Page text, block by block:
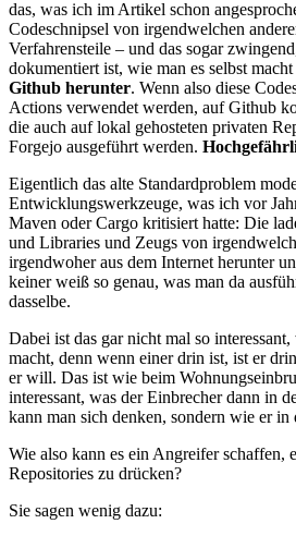
das, was ich im Artikel schon
Codeschnipsel von irgendwelchen
Verfahrensteile – und das sogar
dokumentiert ist, wie man es selbst macht
Github herunter. Wenn also diese
Actions verwendet werden, auf Github
die auch auf lokal gehosteten privaten
Forgejo ausgeführt werden.
Eigentlich das alte Standardproblem
Entwicklungswerkzeuge, was ich vor
Maven oder Cargo kritisiert hatte: Die
und Libraries und Zeugs von
irgendwoher aus dem Internet herunter
keiner weiß so genau, was man da
dasselbe.
Dabei ist das gar nicht mal so
macht, denn wenn einer drin ist, ist er
er will. Das ist wie beim
interessant, was der Einbrecher dann in
kann man sich denken, sondern wie er
Wie also kann es ein Angreifer schaffen,
Repositories zu drücken?
Sie sagen wenig dazu: